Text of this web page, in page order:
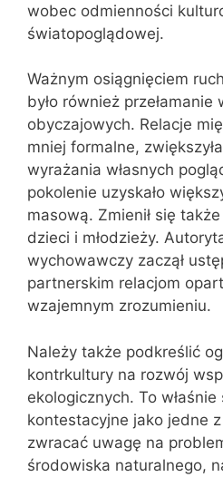
wobec odmienności
światopoglądowej.
Ważnym osiągnięciem
było również
obyczajowych. Relacje
mniej formalne,
wyrażania własnych
pokolenie uzyskało
masową. Zmienił się
dzieci i młodzieży.
wychowawczy zaczął
partnerskim relacjom
wzajemnym zrozumieniu.
Należy także podkreślić
kontrkultury na rozwój
ekologicznych. To
kontestacyjne jako jedne
zwracać uwagę na
środowiska naturalnego,